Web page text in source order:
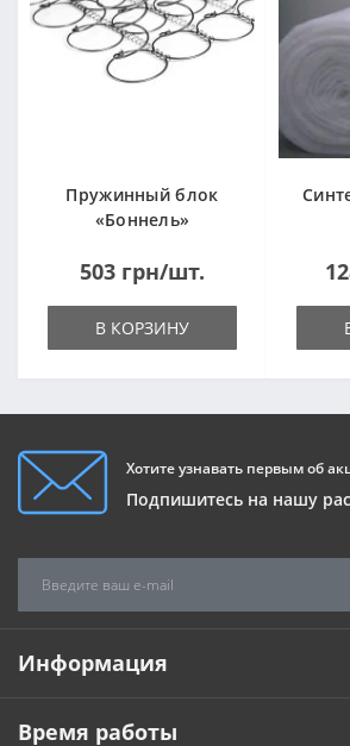
Пружинный блок
«Боннель»
503 грн/шт.
В КОРЗИНУ
Хотите узнавать первым об
Подпишитесь на нашу
Информация
Время работы